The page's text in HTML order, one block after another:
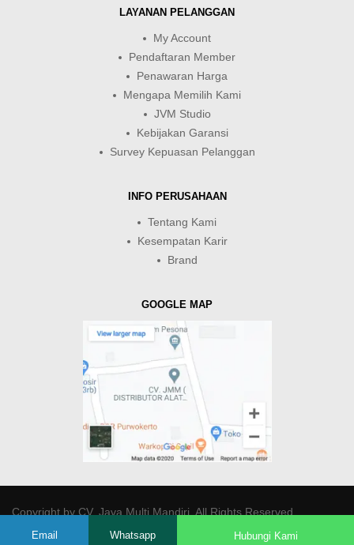
LAYANAN PELANGGAN
My Account
Pendaftaran Member
Penawaran Harga
Mengapa Memilih Kami
JVM Studio
Kebijakan Garansi
Survey Kepuasan Pelanggan
INFO PERUSAHAAN
Tentang Kami
Kesempatan Karir
Brand
GOOGLE MAP
Copyright byCV. Java Multi Mandiri. All Rights Reserved.
Email Whatsapp Hubungi Kami